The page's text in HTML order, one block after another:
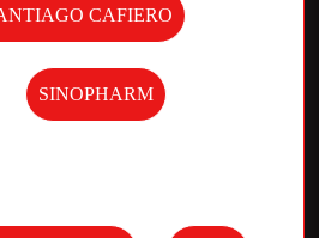
CAFIERO
SINOPHARM